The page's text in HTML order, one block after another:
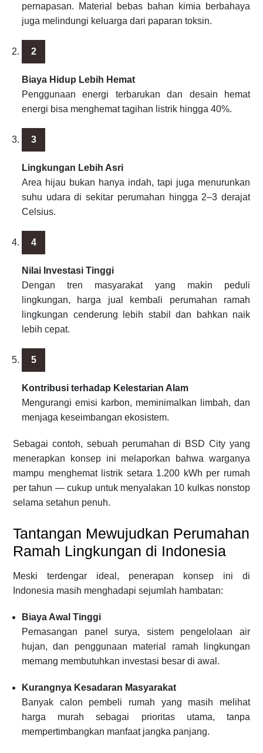
pernapasan. Material bebas bahan kimia berbahaya
juga melindungi keluarga dari paparan toksin.
Biaya Hidup Lebih Hemat
Penggunaan energi terbarukan dan desain hemat
energi bisa menghemat tagihan listrik hingga 40%.
Lingkungan Lebih Asri
Area hijau bukan hanya indah, tapi juga menurunkan
suhu udara di sekitar perumahan hingga 2–3 derajat
Celsius.
Nilai Investasi Tinggi
Dengan tren masyarakat yang makin peduli
lingkungan, harga jual kembali perumahan ramah
lingkungan cenderung lebih stabil dan bahkan naik
lebih cepat.
Kontribusi terhadap Kelestarian Alam
Mengurangi emisi karbon, meminimalkan limbah, dan
menjaga keseimbangan ekosistem.
Sebagai contoh, sebuah perumahan di BSD City yang
menerapkan konsep ini melaporkan bahwa warganya
mampu menghemat listrik setara 1.200 kWh per rumah
per tahun — cukup untuk menyalakan 10 kulkas nonstop
selama setahun penuh.
Tantangan Mewujudkan Perumahan
Ramah Lingkungan di Indonesia
Meski terdengar ideal, penerapan konsep ini di
Indonesia masih menghadapi sejumlah hambatan:
Biaya Awal Tinggi
Pemasangan panel surya, sistem pengelolaan air
hujan, dan penggunaan material ramah lingkungan
memang membutuhkan investasi besar di awal.
Kurangnya Kesadaran Masyarakat
Banyak calon pembeli rumah yang masih melihat
harga murah sebagai prioritas utama, tanpa
mempertimbangkan manfaat jangka panjang.